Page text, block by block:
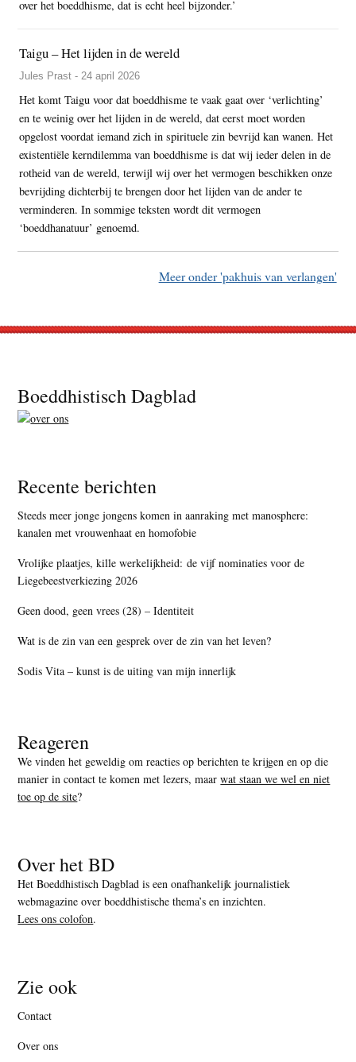
over het boeddhisme, dat is echt heel bijzonder.’
Taigu – Het lijden in de wereld
Jules Prast - 24 april 2026
Het komt Taigu voor dat boeddhisme te vaak gaat over ‘verlichting’
en te weinig over het lijden in de wereld, dat eerst moet worden
opgelost voordat iemand zich in spirituele zin bevrijd kan wanen. Het
existentiële kerndilemma van boeddhisme is dat wij ieder delen in de
rotheid van de wereld, terwijl wij over het vermogen beschikken onze
bevrijding dichterbij te brengen door het lijden van de ander te
verminderen. In sommige teksten wordt dit vermogen
‘boeddhanatuur’ genoemd.
Meer onder 'pakhuis van verlangen'
Footer
Boeddhistisch Dagblad
Recente berichten
Steeds meer jonge jongens komen in aanraking met manosphere:
kanalen met vrouwenhaat en homofobie
Vrolijke plaatjes, kille werkelijkheid: de vijf nominaties voor de
Liegebeestverkiezing 2026
Geen dood, geen vrees (28) – Identiteit
Wat is de zin van een gesprek over de zin van het leven?
Sodis Vita – kunst is de uiting van mijn innerlijk
Reageren
We vinden het geweldig om reacties op berichten te krijgen en op die
manier in contact te komen met lezers, maarwat staan we wel en niet
toe op de site?
Over het BD
Het Boeddhistisch Dagblad is een onafhankelijk journalistiek
webmagazine over boeddhistische thema’s en inzichten.
Lees ons colofon.
Zie ook
Contact
Over ons